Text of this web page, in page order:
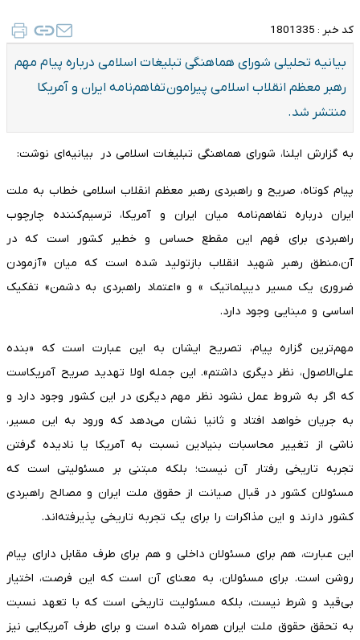
کد خبر : 1801335
بیانیه تحلیلی شورای هماهنگی تبلیغات اسلامی درباره پیام مهم
رهبر معظم انقلاب اسلامی پیرامون تفاهم‌نامه ایران و آمریکا
منتشر شد.
به گزارش ایلنا، شورای هماهنگی تبلیغات اسلامی در بیانیه‌ای نوشت:
پیام کوتاه، صریح و راهبردی رهبر معظم انقلاب اسلامی خطاب به ملت
ایران درباره تفاهم‌نامه میان ایران و آمریکا، ترسیم‌کننده چارچوب
راهبردی برای فهم این مقطع حساس و خطیر کشور است که در
آن،منطق رهبر شهید انقلاب بازتولید شده است که میان «آزمودن
ضروری یک مسیر دیپلماتیک » و «اعتماد راهبردی به دشمن» تفکیک
اساسی و مبنایی وجود دارد.
مهم‌ترین گزاره پیام، تصریح ایشان به این عبارت است که «بنده
علی‌الاصول، نظر دیگری داشتم». این جمله اولا تهدید صریح آمریکاست
که اگر به شروط عمل نشود نظر مهم دیگری در این کشور وجود دارد و
به جریان خواهد افتاد و ثانیا نشان می‌دهد که ورود به این مسیر،
ناشی از تغییر محاسبات بنیادین نسبت به آمریکا یا نادیده گرفتن
تجربه تاریخی رفتار آن نیست؛ بلکه مبتنی بر مسئولیتی است که
مسئولان کشور در قبال صیانت از حقوق ملت ایران و مصالح راهبردی
کشور دارند و این مذاکرات را برای یک تجربه تاریخی پذیرفته‌اند.
این عبارت، هم برای مسئولان داخلی و هم برای طرف مقابل دارای پیام
روشن است. برای مسئولان، به معنای آن است که این فرصت، اختیار
بی‌قید و شرط نیست، بلکه مسئولیت تاریخی است که با تعهد نسبت
به تحقق حقوق ملت ایران همراه شده است و برای طرف آمریکایی نیز